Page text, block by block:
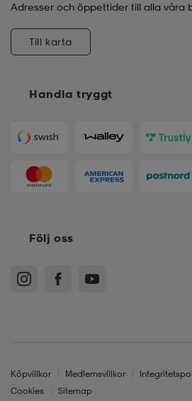
Handla tryggt
Adresser och öppettider till alla våra
Till karta
Följ oss
Köpvillkor Medlemsvillkor
Cookies
Sitemap